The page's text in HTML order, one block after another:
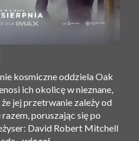
kosmiczne oddziela Oak
ich okolicę w nieznane,
​​jej przetrwanie zależy od
poruszając się po
David Robert Mitchell